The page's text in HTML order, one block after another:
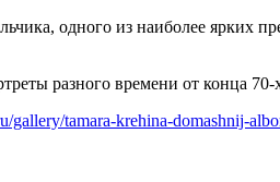
одного из наиболее ярких
разного времени от конца
gallery/tamara-krehina-domashnij-